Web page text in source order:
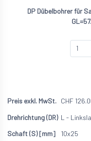
DP Dübelbohrer für
CHF
L -
10x25